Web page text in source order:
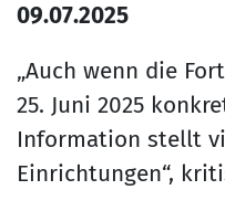
09.07.2025
„Auch wenn die
25. Juni 2025
Information stellt
Einrichtungen“,